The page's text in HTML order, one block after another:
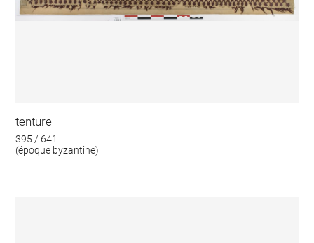
tenture
395 / 641
(époque byzantine)